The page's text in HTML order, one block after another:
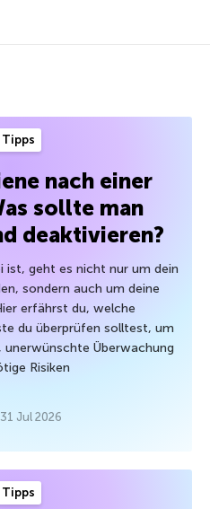
Tipps
nach einer
sollte man
deaktivieren?
ist, geht es nicht nur um dein
sondern auch um deine
erfährst du, welche
du überprüfen solltest, um
Überwachung
Risiken
31 Jul 2026
Tipps